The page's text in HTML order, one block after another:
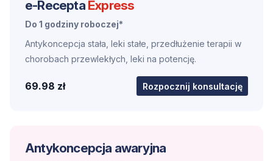
e-Recepta Express
Do 1 godziny roboczej*
Antykoncepcja stała, leki stałe, przedłużenie terapii w
chorobach przewlekłych, leki na potencję.
69.98 zł Rozpocznij konsultację
Antykoncepcja awaryjna